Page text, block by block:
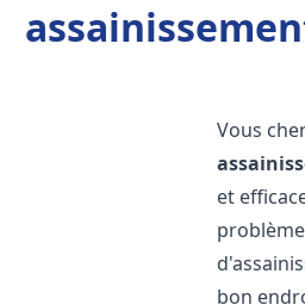
Vous
et
bon